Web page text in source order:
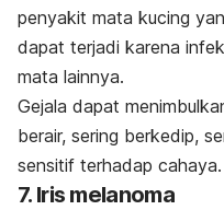
penyakit mata kucing
dapat terjadi karena
mata lainnya.
Gejala dapat
berair, sering berkedip,
sensitif terhadap cahaya.
7. Iris melanoma